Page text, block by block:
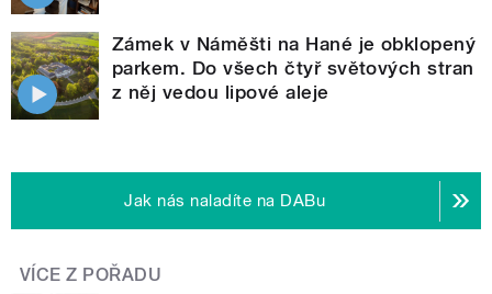
Zámek v Náměšti na Hané je obklopený
parkem. Do všech čtyř světových stran
z něj vedou lipové aleje
Jak nás naladíte na DABu
VÍCE Z POŘADU